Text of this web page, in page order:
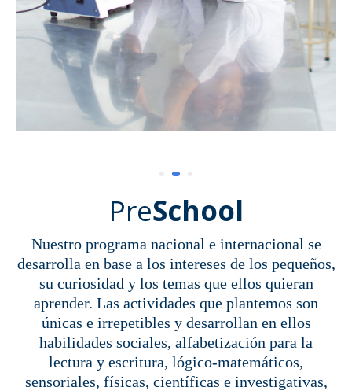
PreSchool
Nuestro programa nacional e internacional se
desarrolla en base a los intereses de los pequeños,
su curiosidad y los temas que ellos quieran
aprender. Las actividades que plantemos son
únicas e irrepetibles y desarrollan en ellos
habilidades sociales, alfabetización para la
lectura y escritura, lógico-matemáticos,
sensoriales, físicas, científicas e investigativas,